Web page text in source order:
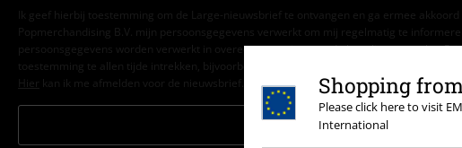
Shopping
Please click here to visit
International
Ik geef hierbij toestemming om de Large-nieuwsbrief te ontvangen en ga ermee akkoord
Popmerchandising B.V. mijn persoonsgegevens verwerkt om mij regelmatig te
persoonsgegevens worden verwerkt in overeenstemming met de bepalingen van het
toestemming te allen tijde intrekken, bijvoorbeeld door op de ‘afmelden’-link te klikken.
Hier kan ik me afmelden voor de nieuwsbrief.
Aanmelden